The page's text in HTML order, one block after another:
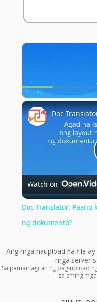
Play Unmute
Watch on
Doc Translator:
ng dokumento?
Ang mga naupload na file
mga server
Sa pamamagitan ng pag-upload
sa aming mga